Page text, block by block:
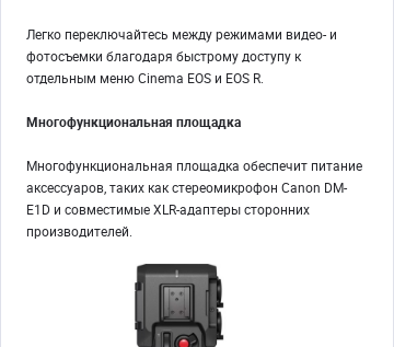
Легко переключайтесь между режимами видео- и
фотосъемки благодаря быстрому доступу к
отдельным меню Cinema EOS и EOS R.
Многофункциональная площадка
Многофункциональная площадка обеспечит питание
аксессуаров, таких как стереомикрофон Canon DM-
E1D и совместимые XLR-адаптеры сторонних
производителей.